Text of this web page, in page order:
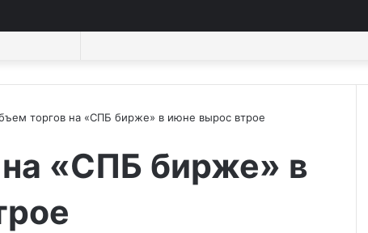
торгов на «СПБ бирже» в июне вырос втрое
«СПБ бирже» в